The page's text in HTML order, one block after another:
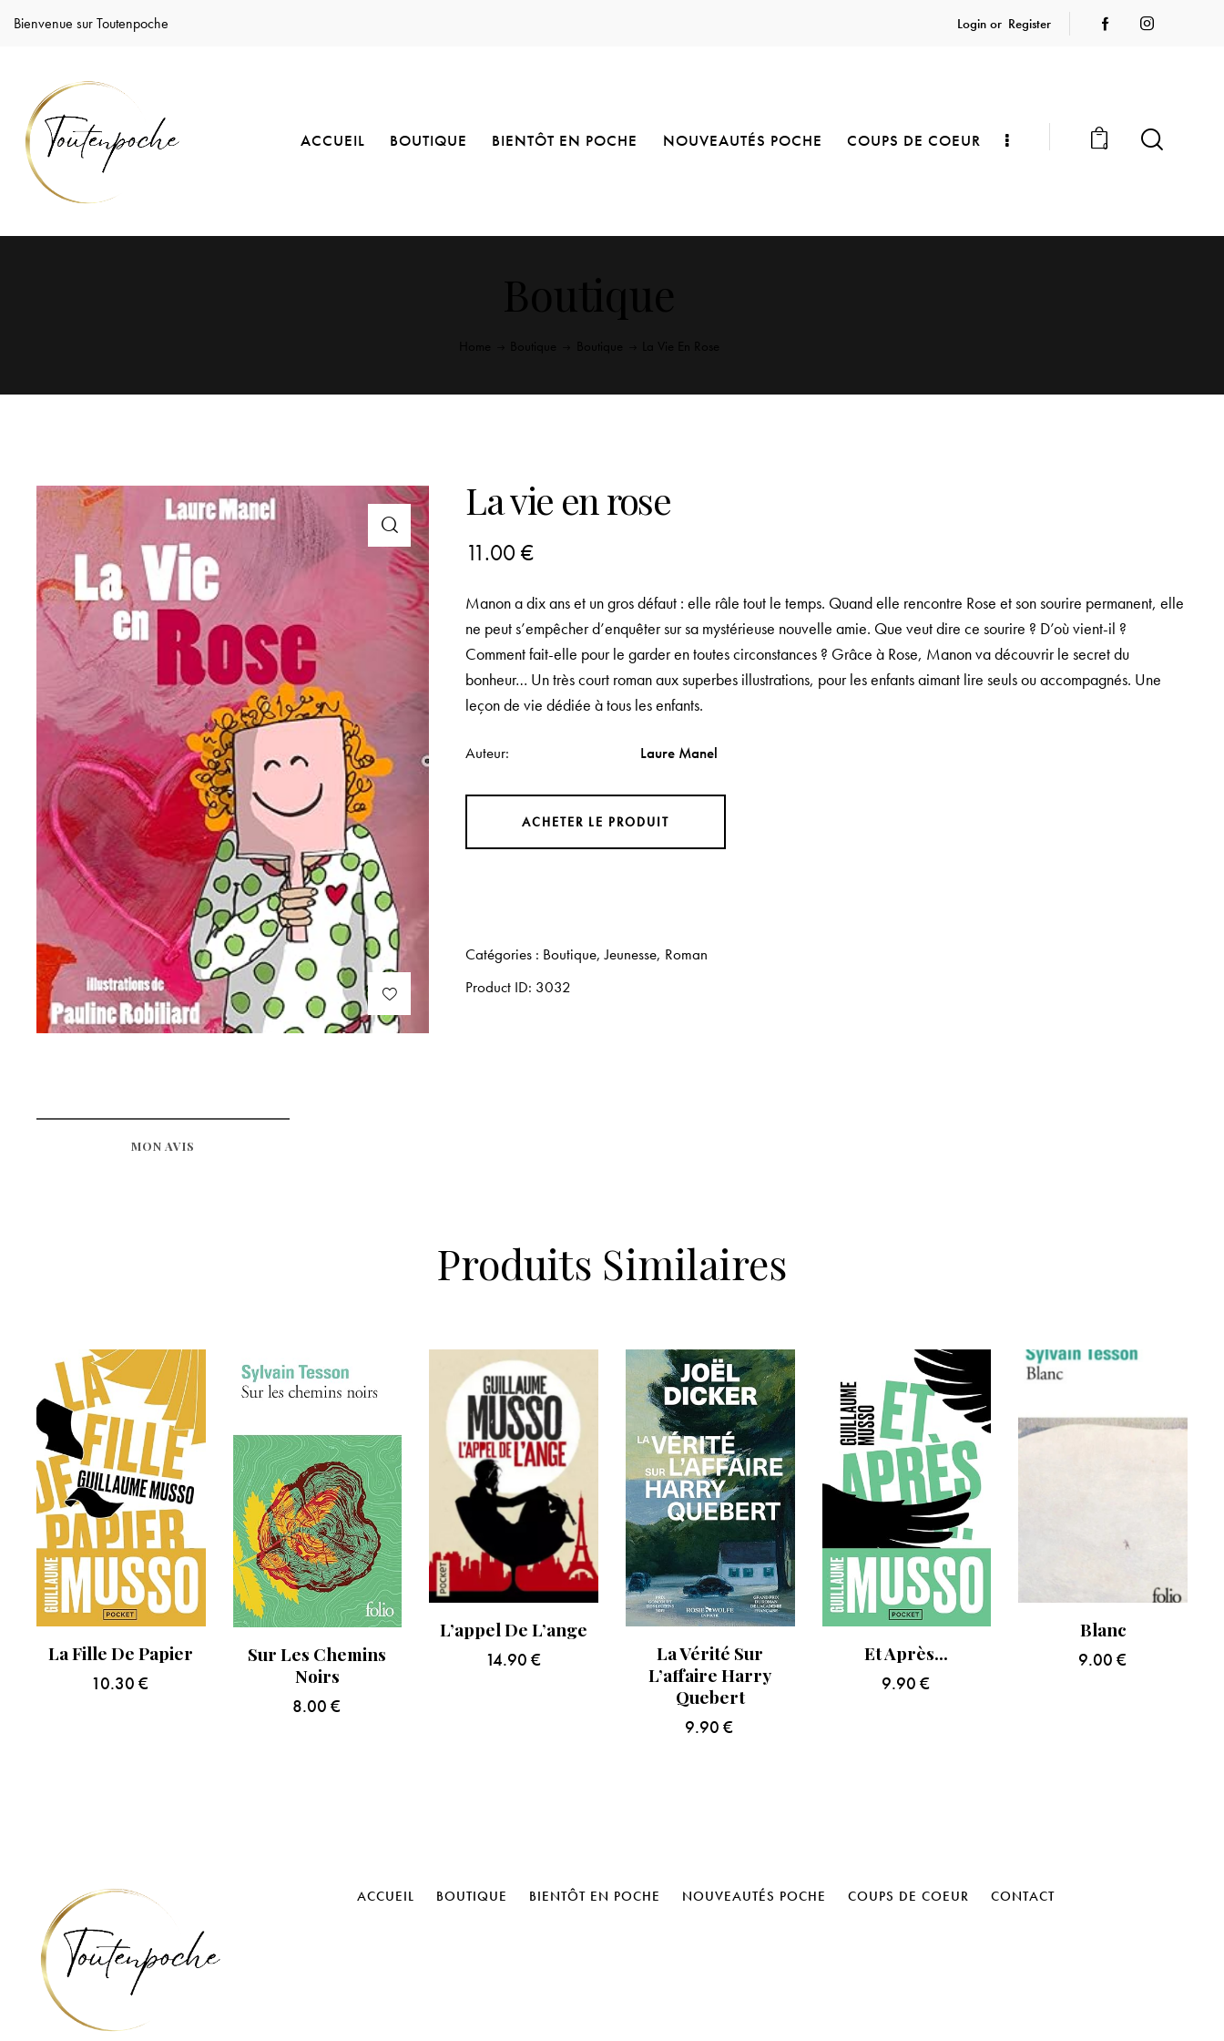
Bienvenue sur Toutenpoche Login or Register
ACCUEIL BOUTIQUE BIENTÔT EN POCHE NOUVEAUTÉS POCHE COUPS DE COEUR 0
La vie en rose
11.00€
Manon a dix ans et un gros défaut : elle râle tout le temps. Quand elle rencontre Rose et son sourire permanent, elle
ne peut s’empêcher d’enquêter sur sa mystérieuse nouvelle amie. Que veut dire ce sourire ? D’où vient-il ?
Comment fait-elle pour le garder en toutes circonstances ? Grâce à Rose, Manon va découvrir le secret du
bonheur… Un très court roman aux superbes illustrations, pour les enfants aimant lire seuls ou accompagnés. Une
leçon de vie dédiée à tous les enfants.
Auteur Laure Manel
ACHETER LE PRODUIT
Catégories : Boutique,Jeunesse, Roman
Product ID: 3032
MON AVIS
Produits Similaires
La Fille De Papier
10.30€
Sur Les Chemins
Noirs
8.00 €
L’appel De L’ange
14.90 €
La Vérité Sur
L’affaire Harry
Quebert
9.90€
Et Après…
9.90 €
Blanc
9.00 €
ACCUEIL BOUTIQUE BIENTÔT EN POCHE NOUVEAUTÉS POCHE COUPS DE COEUR CONTACT